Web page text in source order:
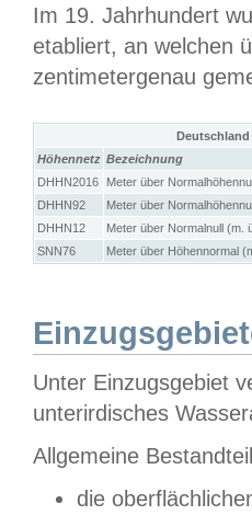
Im 19. Jahrhundert
etabliert, an welchen
zentimetergenau
Höhennetz Bezeichnung
DHHN2016
Meter über
DHHN92
Meter über
DHHN12
Meter über Normalnull (m.
SNN76
Meter über Höhennormal
Unter Einzugsgebiet
unterirdisches
Allgemeine
die